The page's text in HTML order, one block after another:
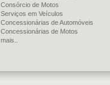
Consórcio de Motos
Serviços em Veículos
Concessionárias de Automóveis
Concessionárias de Motos
mais..